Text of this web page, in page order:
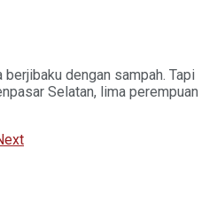
dengan sampah. Tapi
Selatan, lima perempuan